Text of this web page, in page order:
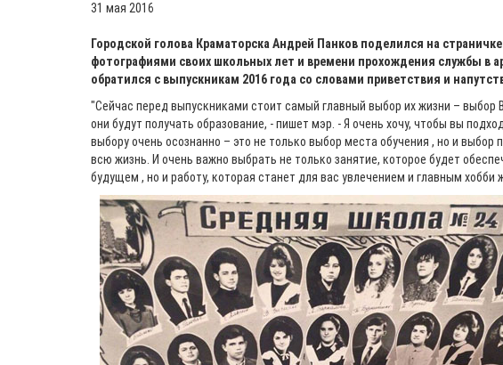
31 мая 2016
Городской голова Краматорска Андрей Панков поделился на
фотографиями своих школьных лет и времени прохождения службы в
обратился с выпускникам 2016 года со словами приветствия и
"Сейчас перед выпускниками стоит самый главный выбор их жизни – выбор
они будут получать образование, - пишет мэр. - Я очень хочу, чтобы вы
выбору очень осознанно – это не только выбор места обучения , но и выбор
всю жизнь. И очень важно выбрать не только занятие, которое будет
будущем , но и работу, которая станет для вас увлечением и главным хобби